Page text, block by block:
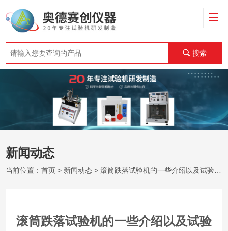
搜索
新闻动态
当前位置：首页 > 新闻动态 > 滚筒跌落试验机的一些介绍以及试验参考
滚筒跌落试验机的一些介绍以及试验